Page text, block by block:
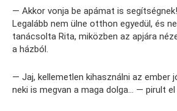
— Akkor vonja be apámat is
Legalább nem ülne otthon egyedül, és
tanácsolta Rita, miközben az apjára
a házból.
— Jaj, kellemetlen kihasználni az ember
neki is megvan a maga dolga… — pirult el